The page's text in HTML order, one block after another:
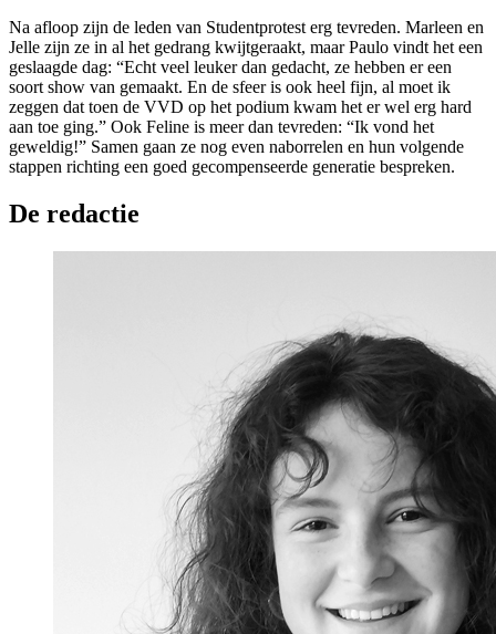
Na afloop zijn de leden van Studentprotest erg tevreden. Marleen en
Jelle zijn ze in al het gedrang kwijtgeraakt, maar Paulo vindt het een
geslaagde dag: “Echt veel leuker dan gedacht, ze hebben er een
soort show van gemaakt. En de sfeer is ook heel fijn, al moet ik
zeggen dat toen de VVD op het podium kwam het er wel erg hard
aan toe ging.” Ook Feline is meer dan tevreden: “Ik vond het
geweldig!” Samen gaan ze nog even naborrelen en hun volgende
stappen richting een goed gecompenseerde generatie bespreken.
De redactie